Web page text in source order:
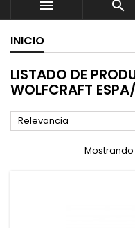
 
INICIO
LISTADO DE
WOLFCRAFT
Relevancia
Mostrando